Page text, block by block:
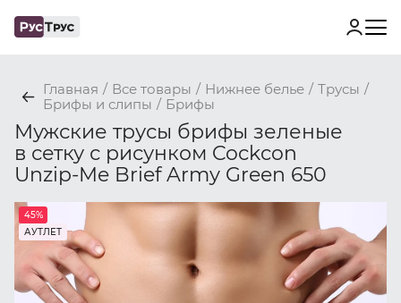
Главная / Все товары / Нижнее белье / Трусы /
Брифы и слипы / Брифы
Мужские трусы брифы зеленые
в сетку с рисунком Cockcon
Unzip-Me Brief Army Green 650
45%
АУТЛЕТ